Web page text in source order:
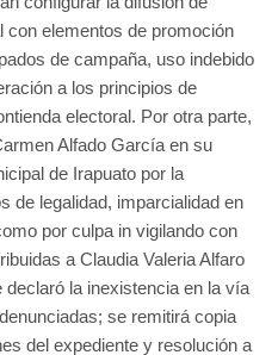
con elementos de promoción
de campaña, uso indebido
a los principios de
electoral. Por otra parte,
Alfado García en su
de Irapuato por la
de legalidad, imparcialidad en
por culpa in vigilando con
a Claudia Valeria Alfaro
la inexistencia en la vía
se remitirá copia
del expediente y resolución a